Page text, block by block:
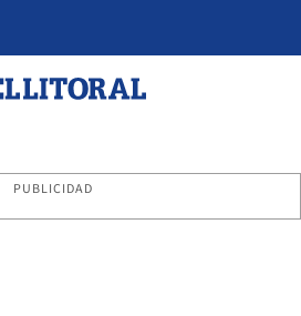
PUBLICIDAD